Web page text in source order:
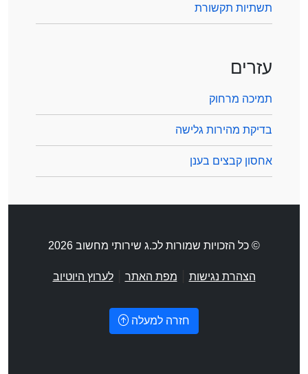
תשתיות תקשורת
עזרים
תמיכה מרחוק
בדיקת מהירות גלישה
אחסון קבצים בענן
© כל הזכויות שמורות לכ.ג שירותי מחשוב 2026
הצהרת נגישות מפת האתר |לערוץ היוטיוב
חזרה למעלה